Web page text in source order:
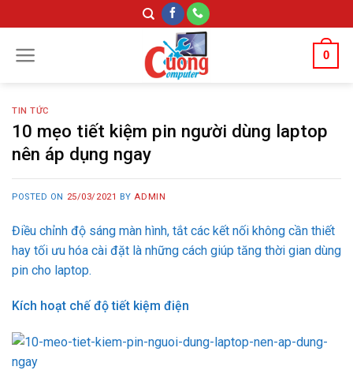
to
content
0
TIN TỨC
10 mẹo tiết kiệm pin người dùng laptop
nên áp dụng ngay
POSTED ON 25/03/2021 BY ADMIN
Điều chỉnh độ sáng màn hình, tắt các kết nối không cần thiết
hay tối ưu hóa cài đặt là những cách giúp tăng thời gian dùng
pin cho laptop.
Kích hoạt chế độ tiết kiệm điện